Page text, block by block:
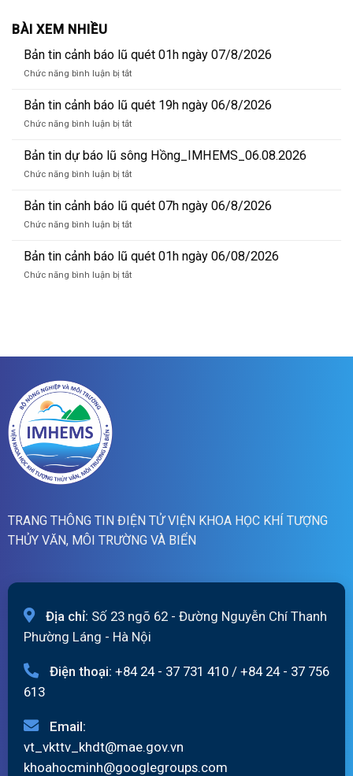
BÀI XEM NHIỀU
Bản tin cảnh báo lũ quét 01h ngày 07/8/2026
Chức năng bình luận bị tắtở
tin
báo
quét
01h
07/8/2026
Bản tin cảnh báo lũ quét 19h ngày 06/8/2026
Chức năng bình luận bị tắtở
tin
báo
quét
19h
06/8/2026
Bản tin dự báo lũ sông Hồng_IMHEMS_06.08.2026
Chức năng bình luận bị tắtở
tin
báo
sông
Hồng_IMHEMS_06.08.2026
Bản tin cảnh báo lũ quét 07h ngày 06/8/2026
Chức năng bình luận bị tắtở
tin
báo
Bản tin cảnh báo lũ quét 01h ngày 06/08/2026
Chức năng bình luận bị tắtở
quét
TRANG THÔNG TIN ĐIỆN TỬ VIỆN KHOA HỌC KHÍ TƯỢNG
THỦY VĂN, MÔI TRƯỜNG VÀ BIỂN
Địa chỉ: Số 23 ngõ 62 - Đường Nguyễn Chí Thanh
Phường Láng - Hà Nội
Điện thoại: +84 24 - 37 731 410 / +84 24 - 37 756
613
Email:
vt_vkttv_khdt@mae.gov.vn
khoahocminh@googlegroups.com